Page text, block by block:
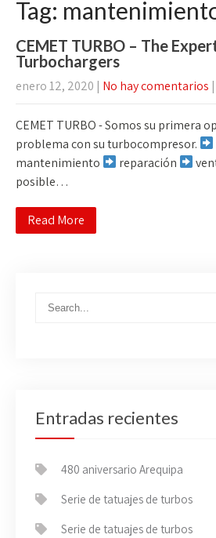
Tag:
CEMET TURBO – The
Turbochargers
enero 12, 2020 | No hay comentarios |
CEMET TURBO - Somos su primera
problema con su turbocompresor.
mantenimiento
reparación
posible…
Read More
Entradas recientes
480 aniversario Arequipa
Serie de tatuajes de turbos
Serie de tatuajes de turbos